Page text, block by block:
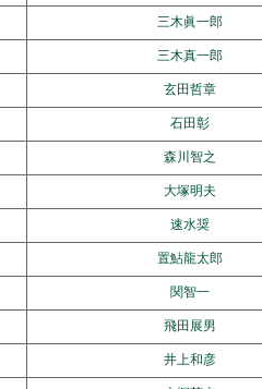
三木眞一郎
三木真一郎
玄田哲章
石田彰
森川智之
大塚明夫
速水奨
置鮎龍太郎
関智一
飛田展男
井上和彦